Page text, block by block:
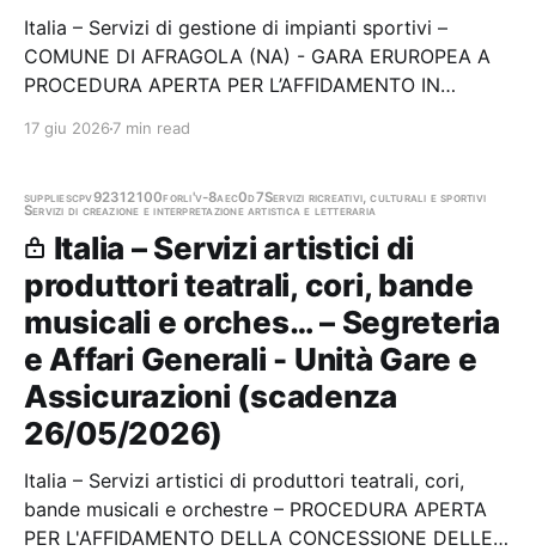
Italia – Servizi di gestione di impianti sportivi –
COMUNE DI AFRAGOLA (NA) - GARA ERUROPEA A
PROCEDURA APERTA PER L’AFFIDAMENTO IN
SPORTIVO COMUNALE "LUIGI MOCCIA" - CIG
Sviluppo dei Comuni Dell'area Nolana…
17 giu 2026 7 min read
suppliescpv92312100forli'v-8aec0d7Servizi ricreativi, culturali e sportivi
Servizi di creazione e interpretazione artistica e letteraria
Italia – Servizi artistici di
produttori teatrali, cori, bande
musicali e orches… – Segreteria
e Affari Generali - Unità Gare e
Assicurazioni (scadenza
26/05/2026)
Italia – Servizi artistici di produttori teatrali, cori,
bande musicali e orchestre – PROCEDURA APERTA
PER L'AFFIDAMENTO DELLA CONCESSIONE DELLE